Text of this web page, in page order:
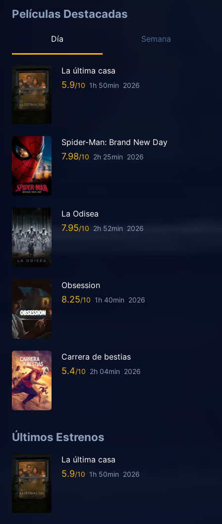
Películas Destacadas
Día Semana
La última casa
5.9 1h 50min 2026
Spider-Man: Brand New Day
7.98 2h 25min 2026
La Odisea
7.95 2h 52min 2026
Obsession
8.25 1h 40min 2026
Carrera de bestias
5.4 2h 04min 2026
Últimos Estrenos
La última casa
5.9 1h 50min 2026